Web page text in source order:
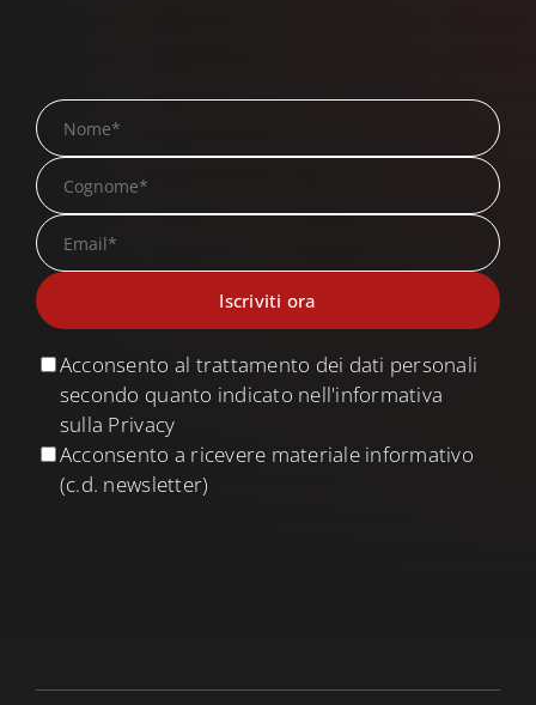
Acconsento al trattamento dei dati personali
secondo quanto indicato nell'informativa
sulla Privacy
Acconsento a ricevere materiale informativo
(c.d. newsletter)